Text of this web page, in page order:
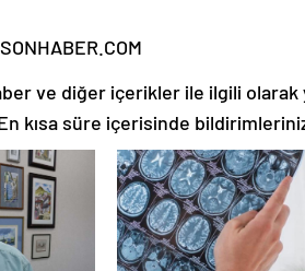
ve diğer içerikler ile ilgili
kısa süre içerisinde